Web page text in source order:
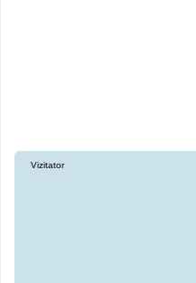
Vizitator